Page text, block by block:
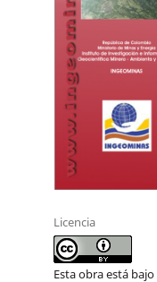
Licencia
Esta obra está